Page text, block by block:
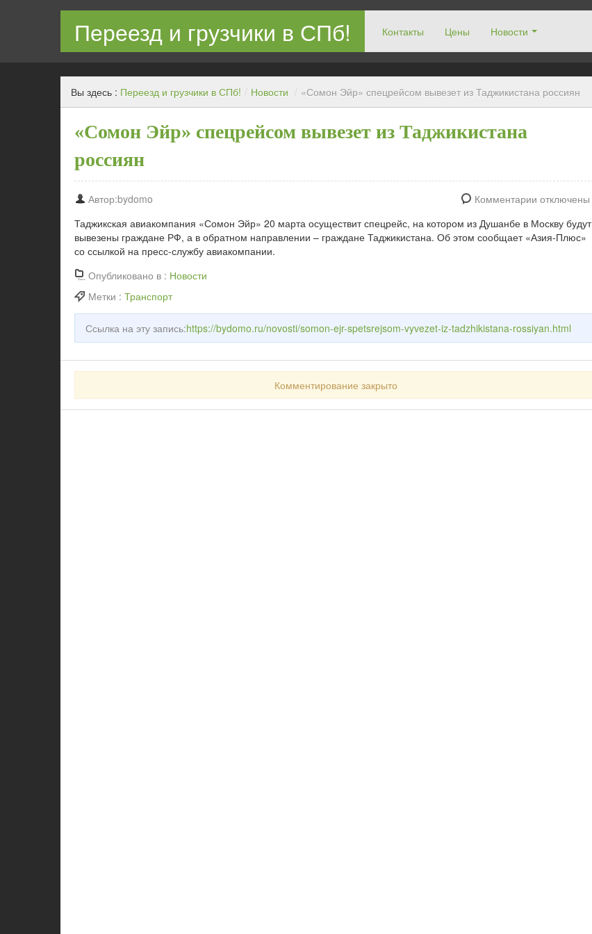
Переезд и грузчики в СПб! Контакты Цены Новости
Квартирный переезд с грузчиками в СПб недорого
Вы здесь : Переезд и грузчики в СПб! / Новости / «Сомон Эйр» спецрейсом вывезет из Таджикистана россиян
«Сомон Эйр» спецрейсом вывезет из Таджикистана
россиян
Автор:bydomo
Комментарии отключены
Таджикская авиакомпания «Сомон Эйр» 20 марта осуществит спецрейс, на котором из Душанбе в Москву будут
вывезены граждане РФ, а в обратном направлении – граждане Таджикистана. Об этом сообщает «Азия-Плюс»
со ссылкой на пресс-службу авиакомпании.
Опубликовано в : Новости
Метки : Транспорт
Ссылка на эту запись:https://bydomo.ru/novosti/somon-ejr-spetsrejsom-vyvezet-iz-tadzhikistana-rossiyan.html
Комментирование закрыто